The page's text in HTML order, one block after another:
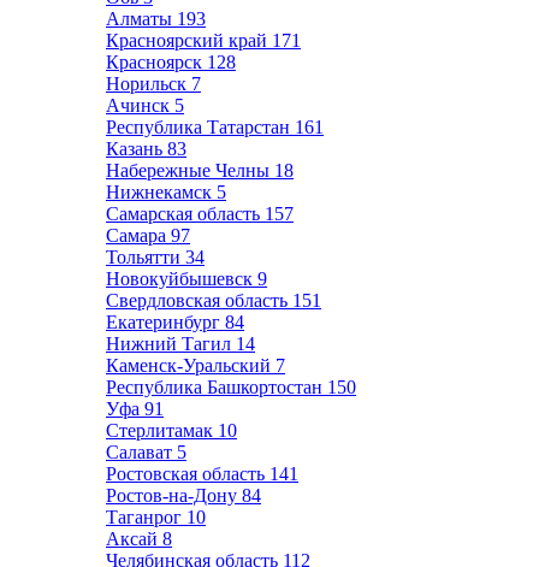
Алматы 193
Красноярский край 171
Красноярск 128
Норильск 7
Ачинск 5
Республика Татарстан 161
Казань 83
Набережные Челны 18
Нижнекамск 5
Самарская область 157
Самара 97
Тольятти 34
Новокуйбышевск 9
Свердловская область 151
Екатеринбург 84
Нижний Тагил 14
Каменск-Уральский 7
Республика Башкортостан 150
Уфа 91
Стерлитамак 10
Салават 5
Ростовская область 141
Ростов-на-Дону 84
Таганрог 10
Аксай 8
Челябинская область 112